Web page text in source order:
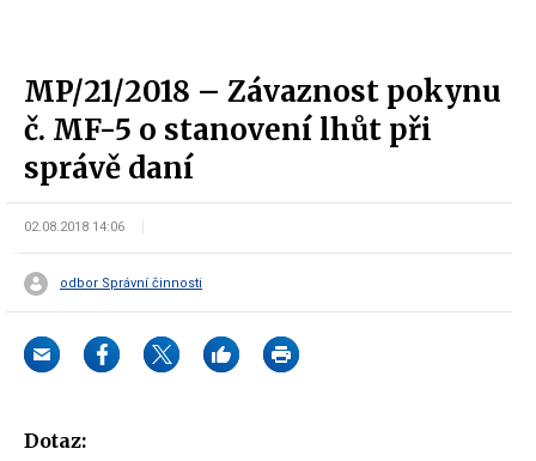
MP/21/2018 – Závaznost pokynu
č. MF-5 o stanovení lhůt při
správě daní
02.08.2018 14:06
odbor Správní činnosti
Dotaz: